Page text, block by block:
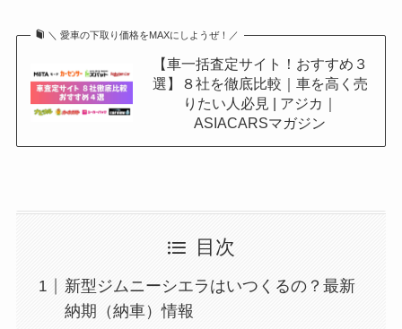
＼ 愛車の下取り価格をMAXにしようぜ！／
【車一括査定サイト！おすすめ３
選】８社を徹底比較｜車を高く売
りたい人必見 | アジカ｜
ASIACARSマガジン
目次
新型ジムニーシエラはいつくるの？最新
納期（納車）情報